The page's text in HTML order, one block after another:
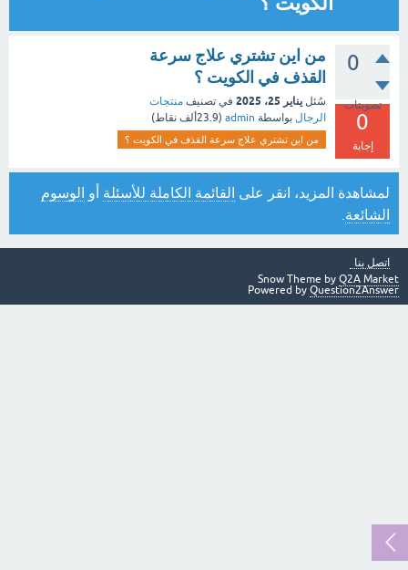
0
تصويتات
0
إجابة
من اين تشتري علاج سرعة
القذف في الكويت ؟
سُئل يناير 25، 2025 في تصنيف منتجات
الرجال بواسطة admin
(23.9ألف نقاط)
من اين تشتري علاج سرعة القذف في الكويت ؟
لمشاهدة المزيد، انقر على القائمة الكاملة للأسئلة أو الوسوم
الشائعة
اتصل بنا
Snow Theme by Q2A Market
Powered by Question2Answer